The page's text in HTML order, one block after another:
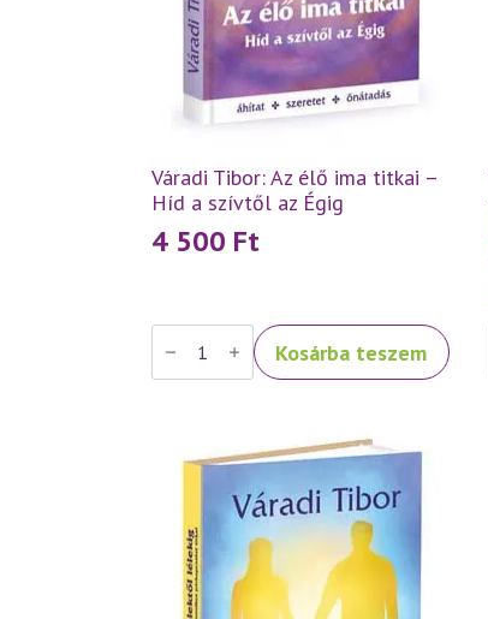
Váradi Tibor: Az élő ima titkai –
Híd a szívtől az Égig
4 500 Ft
Váradi
Tibor:
Az
mennyiség
Kosárba teszem